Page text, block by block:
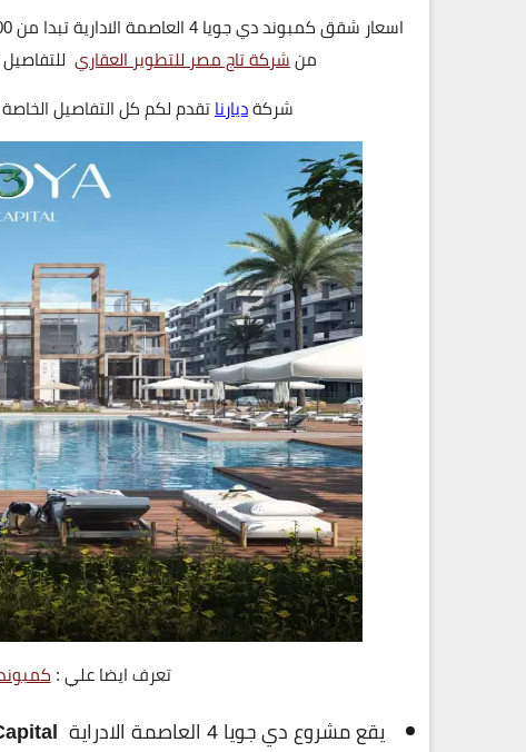
منشركة تاج مصر للتطوير العقاري
شركةديارناتقدم لكم كل التفاصيل
تعرف ايضا علي :
يقع مشروع دي جويا 4 العاصمة الادراية